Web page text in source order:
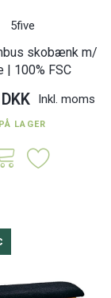
5five
skobænk m/
| 100% FSC
Inkl. moms
PÅ LAGER